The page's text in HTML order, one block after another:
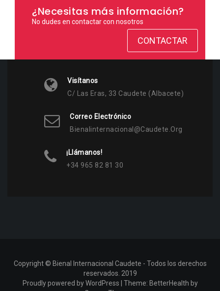
¿Necesitas más información?
No dudes en contactar con nosotros
CONTACTAR
Visítanos
C/ Las Eras, 33 Caudete (Albacete)
Correo Electrónico
Bienalinternacional@caudete.org
¡Llámanos!
+34 965 82 81 30
Copyright © Bienal Internacional Caudete - Todos los derechos
reservados. 2019
Proudly powered by WordPress
Theme: BetterHealth by